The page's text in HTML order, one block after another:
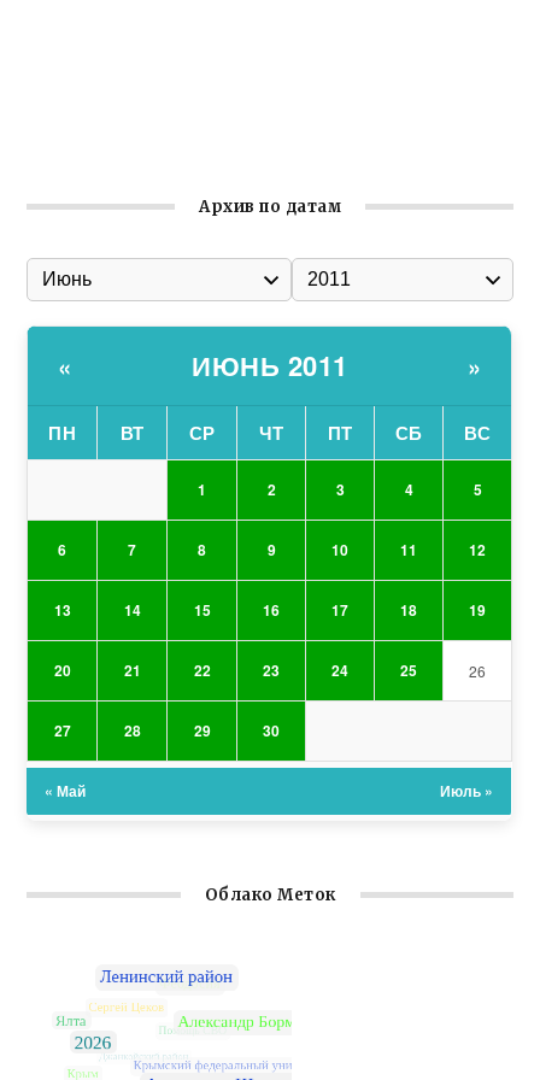
Архив по датам
« ИЮНЬ 2011 »
ПН ВТ СР ЧТ ПТ СБ ВС
1 2 3 4 5
6 7 8 9 10 11 12
13 14 15 16 17 18 19
20 21 22 23 24 25 26
27 28 29 30
« Май Июль »
Облако Меток